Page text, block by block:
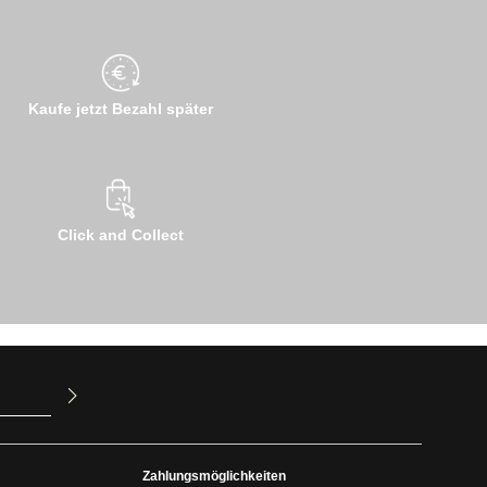
Kaufe jetzt Bezahl später
Click and Collect
Zahlungsmöglichkeiten